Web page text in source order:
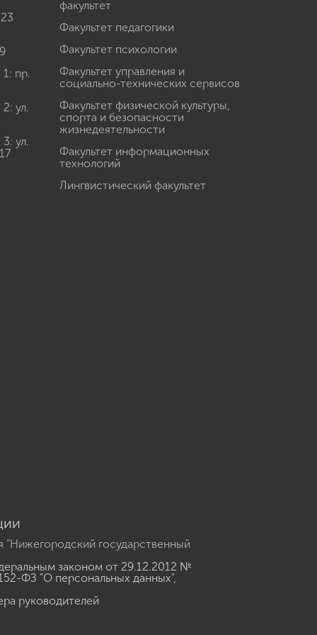
перспективы»
Конкурс НИР студенческих научных
объединений
Гранты для преподавателей от «Альфа-
Международная деятельность
Студенческая жизнь
Сведения об образовательной
пр.
ул.
ул.
факультет
Факультет педагогики
Факультет психологии
Факультет управления и
социально-технических сервисов
Факультет физической культуры,
спорта и безопасности
жизнедеятельности
Факультет информационных
технологий
Лингвистический факультет
государственный
законом от 29.12.2012 №
ФЗ "О персональных данных",
руководителей